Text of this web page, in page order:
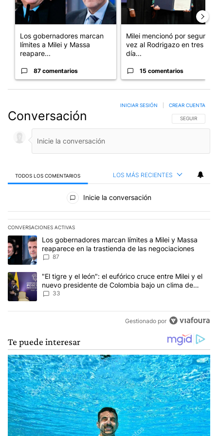
Los gobernadores marcan
límites a Milei y Massa
reapare...
87 comentarios
Milei mencionó por segunda
vez al Rodrigazo en tres
día...
15 comentarios
Conversación SIGA ESTA
SEGUIR
INICIAR SESIÓN CREAR CUENTA
TODOS LOS COMENTARIOS LOS MÁS RECIENTES
Todos los comentarios
Inicie la conversación
CONVERSACIONES ACTIVAS
Este listado muestra los artículos con más comentarios en los
Un artículo de tendencia con el título "Los gobernadores marcan
Los gobernadores marcan límites a Milei y Massa
reaparece en la trastienda de las negociaciones
87
Un artículo de tendencia con el título ""El tigre y el león": el
"El tigre y el león": el eufórico cruce entre Milei y el
nuevo presidente de Colombia bajo un clima de
máxima tensión
33
Gestionado por